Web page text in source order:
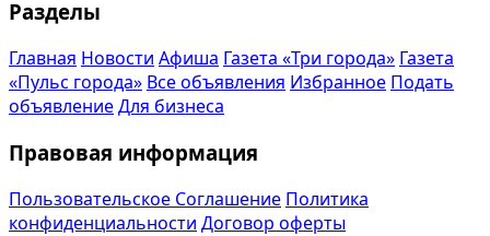
Разделы
Главная Новости Афиша Газета «Три города» Газета
«Пульс города» Все объявления Избранное Подать
объявлениеДля бизнеса
Правовая информация
Пользовательское Соглашение Политика
конфиденциальности Договор оферты